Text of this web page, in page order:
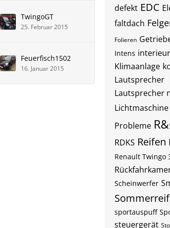
TwingoGT
25. Februar 2015
Feuerfisch1502
16. Januar 2015
defekt EDC
faltdach
Folieren
Intens interieur
Klimaanlage
Lautsprecher
Lautsprecher
Lichtmaschine
Probleme
RDKS Reifen
Renault Twingo
Scheinwerfer
sportauspuff
steuergerät